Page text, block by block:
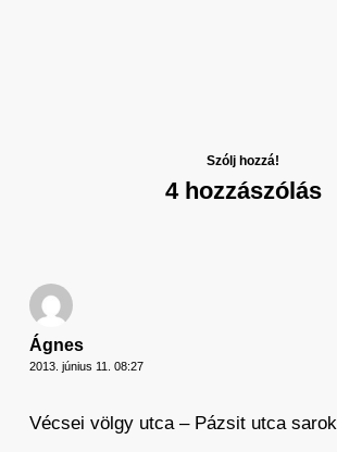
Szólj hozzá!
4 hozzászólás
Ágnes
2013. június 11. 08:27
Vécsei völgy utca – Pázsit utca sarok